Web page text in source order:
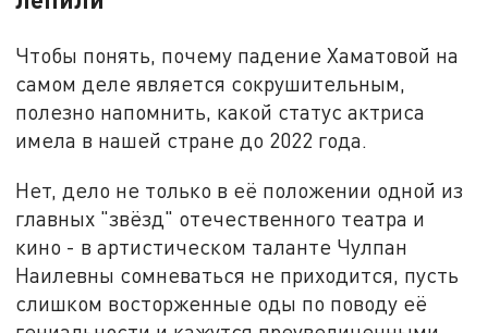
Чтобы понять, почему падение Хаматовой на
самом деле является сокрушительным,
полезно напомнить, какой статус актриса
имела в нашей стране до 2022 года.
Нет, дело не только в её положении одной из
главных "звёзд" отечественного театра и
кино - в артистическом таланте Чулпан
Наилевны сомневаться не приходится, пусть
слишком восторженные оды по поводу её